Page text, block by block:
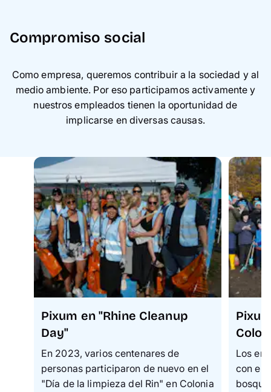
Compromiso social
Como empresa, queremos contribuir a la sociedad y al
medio ambiente. Por eso participamos activamente y
nuestros empleados tienen la oportunidad de
implicarse en diversas causas.
Pixum en "Rhine Cleanup
Day"
En 2023, varios centenares de
personas participaron de nuevo en el
"Día de la limpieza del Rin" en Colonia
Los
con